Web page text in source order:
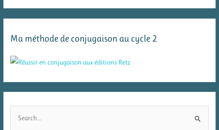
Ma méthode de conjugaison au cycle 2